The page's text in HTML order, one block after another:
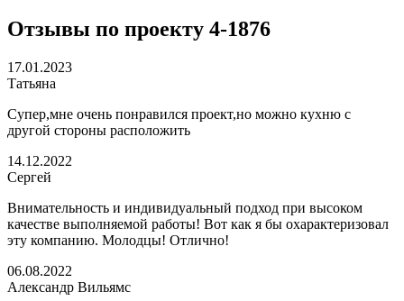
Отзывы по проекту 4-1876
17.01.2023
Татьяна
Супер,мне очень понравился проект,но можно кухню с
другой стороны расположить
14.12.2022
Сергей
Внимательность и индивидуальный подход при высоком
качестве выполняемой работы! Вот как я бы охарактеризовал
эту компанию. Молодцы! Отлично!
06.08.2022
Александр Вильямс